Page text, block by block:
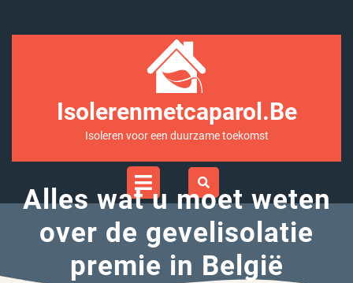
Isolerenmetcaparol.be
Isoleren voor een duurzame toekomst
Open
Alles wat u moet weten
over de gevelisolatie
premie in België